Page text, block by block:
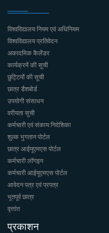
विश्वविद्यालय नियम एवं अधिनियम
विश्वविद्यालय प्रतिवेदन
अकादमिक कैलेंडर
कार्यक्रमें की सूची
छुट्टियों की सूची
छात्र डैशबोर्ड
उपयोगी संसाधन
वरीयता सूची
कर्मचारी एवं संकाय निदेशिका
शुल्क भुगतान पोर्टल
छात्र आईयूएमएस पोर्टल
कर्मचारी लॉगइन
कर्मचारी आईयूएमएस पोर्टल
आवेदन पत्र एवं प्रपत्र
भूतपूर्व छात्र
वृत्तांत
प्रकाशन